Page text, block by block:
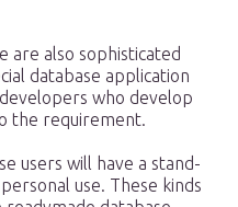
are also sophisticated
database application
who develop
the requirement.
users will have a stand-
use. These kinds